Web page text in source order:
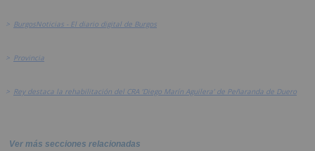
> BurgosNoticias - El diario digital de Burgos
> Provincia
> Rey destaca la rehabilitación del CRA ‘Diego Marín Aguilera’ de Peñaranda de Duero
Ver más secciones relacionadas